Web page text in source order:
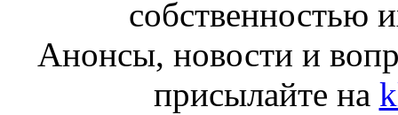
собственностью
Анонсы, новости и
присылайте на